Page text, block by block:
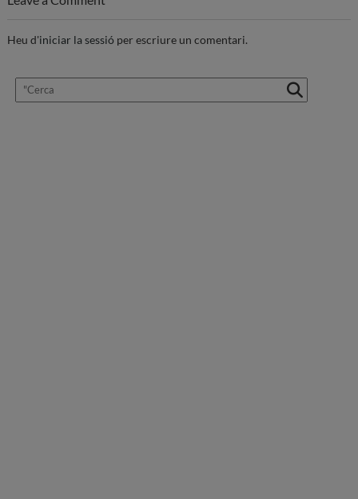
Heu d'iniciar la sessióper escriure un comentari.